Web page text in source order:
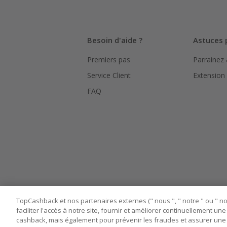
le suivi
Pour
bouton
Assurez-
Besoin d'aide ?
Premiers pas
Service Client
FAQ
Astuces
TopCashback et nos partenaires externes (" nous ", " notre " ou "
faciliter l'accès à notre site, fournir et améliorer continuellement
cashback, mais également pour prévenir les fraudes et assurer